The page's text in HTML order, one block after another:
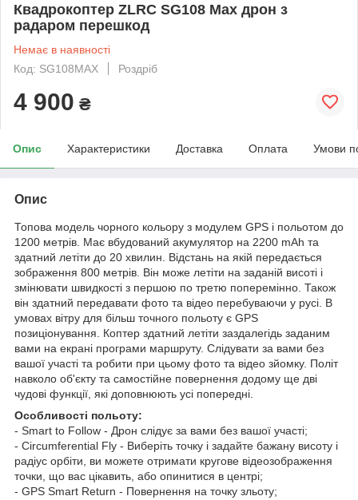
Квадрокоптер ZLRC SG108 Max дрон з
радаром перешкод
Немає в наявності
Код: SG108MAX
Роздріб
4 900 ₴
Опис Характеристики Доставка Оплата Умови
Опис
Топова модель чорного кольору з модулем GPS і польотом до
1200 метрів. Має вбудований акумулятор на 2200 mAh та
здатний летіти до 20 хвилин. Відстань на якій передається
зображення 800 метрів. Він може летіти на заданій висоті і
змінювати швидкості з першою по третю поперемінно. Також
він здатний передавати фото та відео перебуваючи у русі. В
умовах вітру для більш точного польоту є GPS
позиціонування. Коптер здатний летіти заздалегідь заданим
вами на екрані програми маршруту. Слідувати за вами без
вашої участі та робити при цьому фото та відео зйомку. Політ
навколо об'єкту та самостійне повернення додому ще дві
чудові функції, які доповнюють усі попередні.
Особливості польоту:
- Smart to Follow - Дрон слідує за вами без вашої участі;
- Circumferential Fly - Виберіть точку і задайте бажану висоту і
радіус орбіти, ви можете отримати кругове відеозображення
точки, що вас цікавить, або опинитися в центрі;
- GPS Smart Return - Повернення на точку зльоту;